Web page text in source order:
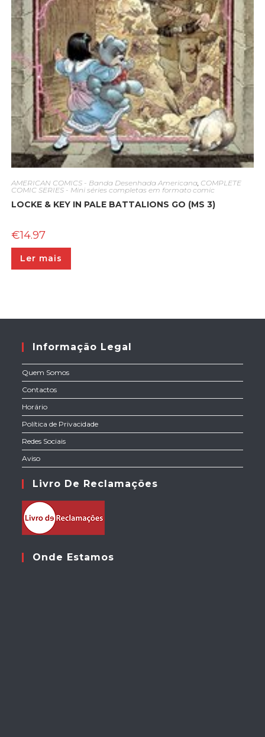
AMERICAN COMICS - Banda Desenhada Americana, COMPLETE
COMIC SERIES - Mini séries completas em formato comic
LOCKE & KEY IN PALE BATTALIONS GO (MS 3)
€14.97
Ler mais
Informação Legal
Quem Somos
Contactos
Horário
Política de Privacidade
Redes Sociais
Aviso
Livro De Reclamações
Onde Estamos